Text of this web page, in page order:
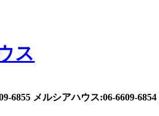
6855 メルシアハウス:06-6609-6854